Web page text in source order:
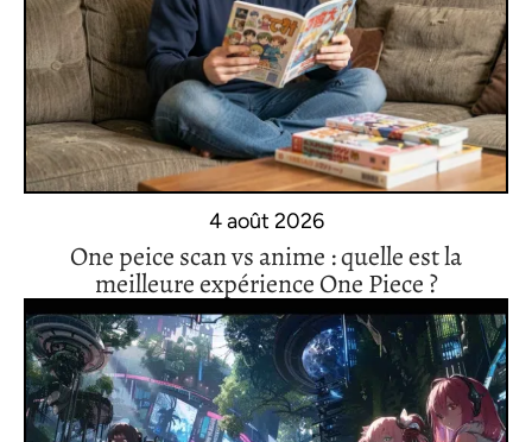
4 août 2026
One peice scan vs anime : quelle est la
meilleure expérience One Piece ?